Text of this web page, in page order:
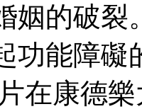
姻的破裂
功能障礙
在康德